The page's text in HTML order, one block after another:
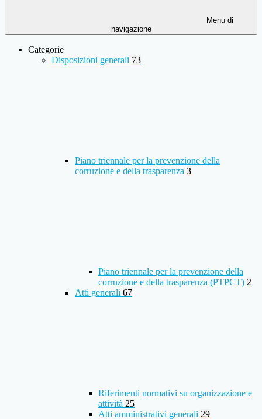
Menu di
navigazione
Categorie
Disposizioni generali 73
Piano triennale per la prevenzione della
corruzione e della trasparenza 3
Piano triennale per la prevenzione della
corruzione e della trasparenza (PTPCT) 2
Atti generali 67
Riferimenti normativi su organizzazione e
attività 25
Atti amministrativi generali 29